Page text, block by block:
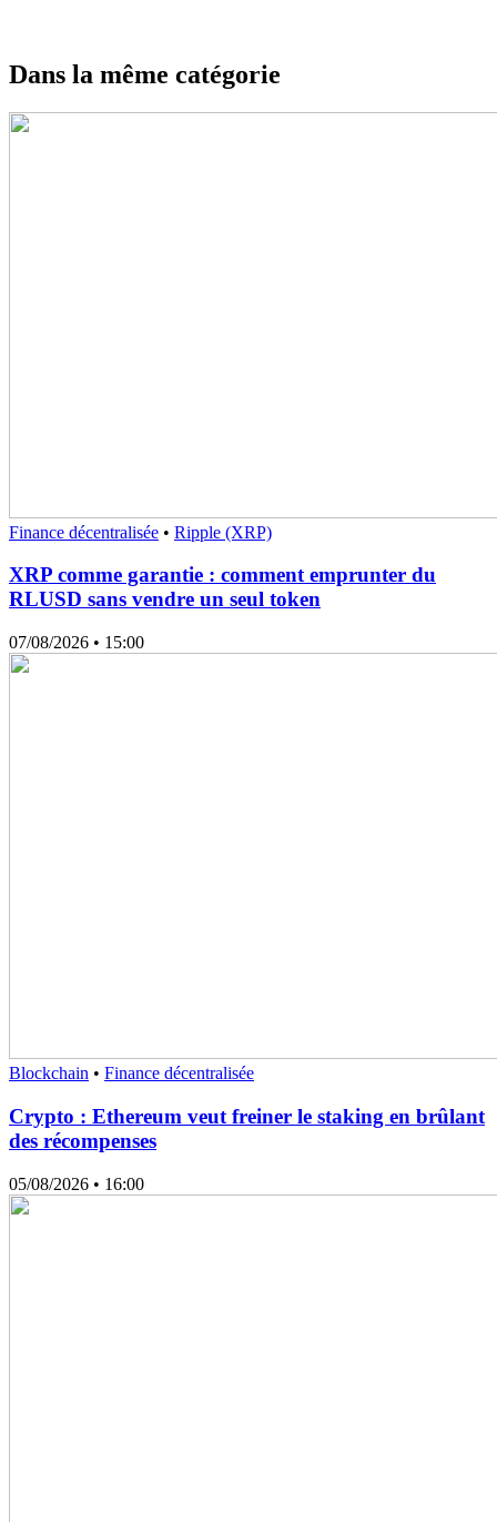
Dans la même catégorie
Finance décentralisée • Ripple (XRP)
XRP comme garantie : comment emprunter du
RLUSD sans vendre un seul token
07/08/2026 • 15:00
Blockchain • Finance décentralisée
Crypto : Ethereum veut freiner le staking en brûlant
des récompenses
05/08/2026 • 16:00